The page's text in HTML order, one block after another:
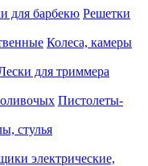
для барбекю Решетки
Колеса, камеры
для триммера
Пистолеты-
стулья
электрические,